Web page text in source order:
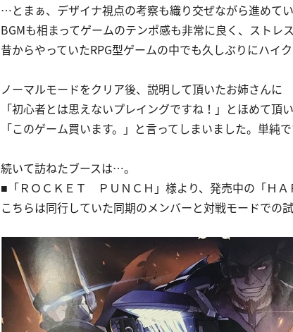
…とまぁ、デザイナ視点の考察も織り交ぜながら進めて
BGMも相まってゲームのテンポ感も非常に良く、ストレ
昔からやっていたRPG型ゲームの中でも久しぶりにハイ
ノーマルモードをクリア後、説明して頂いたお姉さんに
「初心者とは思えないプレイングですね！」とほめて頂
「このゲーム買います。」と言ってしまいました。単純
続いて訪ねたブースは…。
■「ＲＯＣＫＥＴ ＰＵＮＣＨ」様より、発売中の「Ｈ
こちらは同行していた同期のメンバーと対戦モードでの